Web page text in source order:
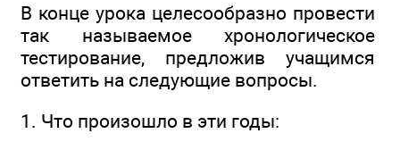
В конце урока целесообразно провести
так называемое хронологическое
тестирование, предложив учащимся
ответить на следующие вопросы.
1. Что произошло в эти годы: